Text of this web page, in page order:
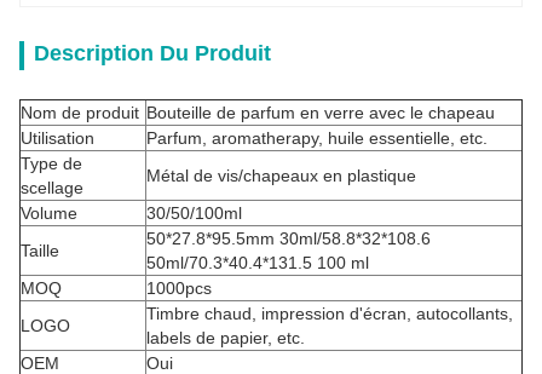
Description Du Produit
Nom de produit Bouteille de parfum en verre avec le chapeau
Utilisation
Parfum, aromatherapy, huile essentielle, etc.
Type de
scellage
Métal de vis/chapeaux en plastique
Volume
30/50/100ml
Taille
50*27.8*95.5mm 30ml/58.8*32*108.6
50ml/70.3*40.4*131.5 100 ml
MOQ
1000pcs
LOGO
Timbre chaud, impression d'écran, autocollants,
labels de papier, etc.
OEM
Oui